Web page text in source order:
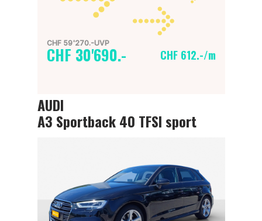
CHF 59'270.-UVP
CHF 30'690.- CHF 612.-/m
AUDI
A3 Sportback 40 TFSI sport